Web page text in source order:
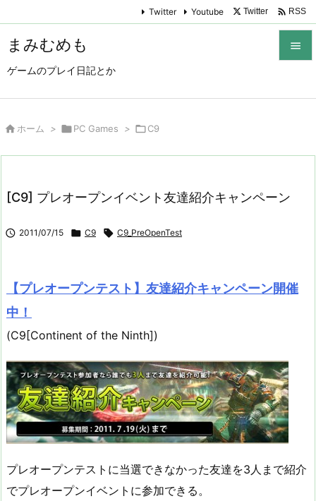
まみむめも
ゲームのプレイ日記とか

次へ
Twitter Youtube Twitter  RSS
 ホーム > PC Games > C9
[C9] プレオープンイベント友達紹介キャンペーン
 2011/07/15  C9  C9_PreOpenTest
【プレオープンテスト】友達紹介キャンペーン開催
中！
(C9[Continent of the Ninth])
プレオープンテストに当選できなかった友達を3人まで紹介
でプレオープンイベントに参加できる。